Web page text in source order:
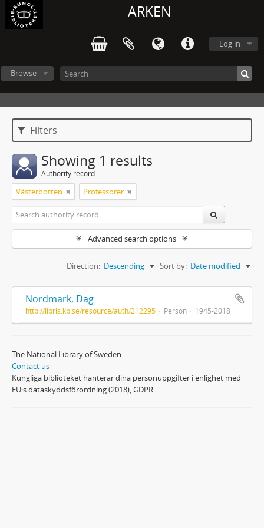
ARKEN
Log in
Browse
Filters
Showing 1 results
Authority record
Västerbotten Professorer
Advanced search options
Sort by: Date modified
Direction: Descending
Nordmark, Dag
http://libris.kb.se/resource/auth/212295 Person 1945-2018
The National Library of Sweden
Contact us
Kungliga biblioteket hanterar dina personuppgifter i enlighet med
EU:s dataskyddsförordning (2018), GDPR.